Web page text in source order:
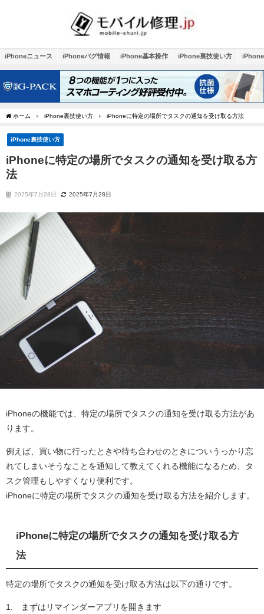
iPhoneニュース iPhoneバグ情報 iPhone基本操作 iPhone裏技使い方
ホーム iPhone裏技使い方 iPhoneに特定の場所でタスクの通知を受け取る方法
iPhone裏技使い方
iPhoneに特定の場所でタスクの通知を受け取る方
法
2025年7月28日 2025年7月28日
iPhoneの機能では、特定の場所でタスクの通知を受け取る方法があ
ります。
例えば、買い物に行ったときや待ち合わせのときについうっかり忘
れてしまいそうなことを通知して教えてくれる機能になるため、タ
スク管理もしやすくなり便利です。
iPhoneに特定の場所でタスクの通知を受け取る方法を紹介します。
iPhoneに特定の場所でタスクの通知を受け取る方
法
特定の場所でタスクの通知を受け取る方法は以下の通りです。
1. まずはリマインダーアプリを開きます